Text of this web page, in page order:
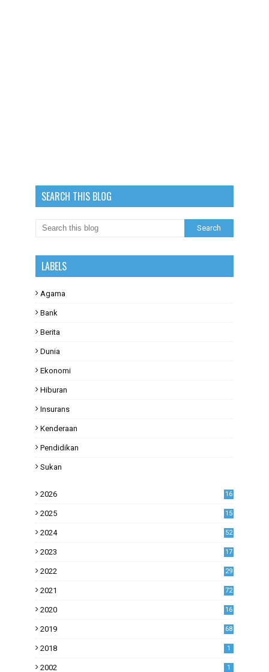
SEARCH THIS BLOG
LABELS
Agama
Bank
Berita
Dunia
Ekonomi
Hiburan
Insurans
Kenderaan
Pendidikan
Sukan
2026 16
2025 15
2024 52
2023
17
2022
29
2021
72
2020
16
2019
68
2018 1
2002 1